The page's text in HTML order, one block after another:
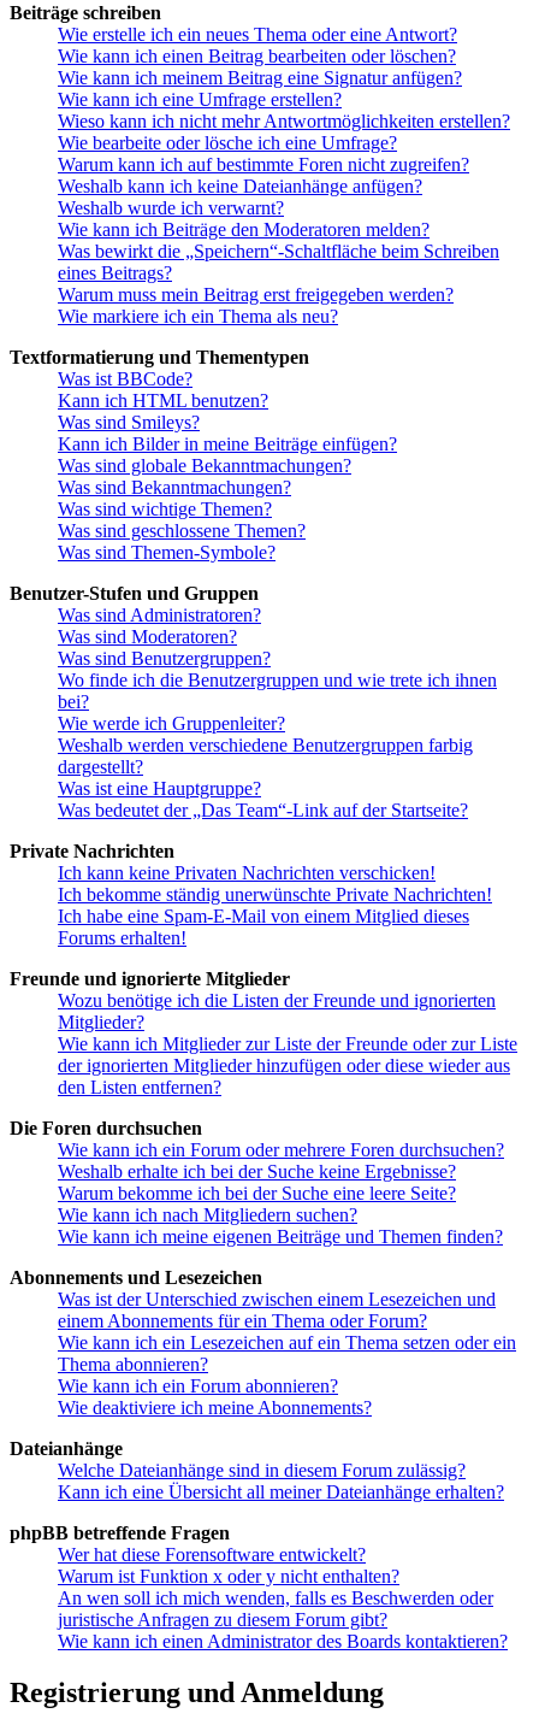
Beiträge schreiben
Wie erstelle ich ein neues Thema oder eine Antwort?
Wie kann ich einen Beitrag bearbeiten oder löschen?
Wie kann ich meinem Beitrag eine Signatur anfügen?
Wie kann ich eine Umfrage erstellen?
Wieso kann ich nicht mehr Antwortmöglichkeiten erstellen?
Wie bearbeite oder lösche ich eine Umfrage?
Warum kann ich auf bestimmte Foren nicht zugreifen?
Weshalb kann ich keine Dateianhänge anfügen?
Weshalb wurde ich verwarnt?
Wie kann ich Beiträge den Moderatoren melden?
Was bewirkt die „Speichern“-Schaltfläche beim Schreiben
eines Beitrags?
Warum muss mein Beitrag erst freigegeben werden?
Wie markiere ich ein Thema als neu?
Textformatierung und Thementypen
Was ist BBCode?
Kann ich HTML benutzen?
Was sind Smileys?
Kann ich Bilder in meine Beiträge einfügen?
Was sind globale Bekanntmachungen?
Was sind Bekanntmachungen?
Was sind wichtige Themen?
Was sind geschlossene Themen?
Was sind Themen-Symbole?
Benutzer-Stufen und Gruppen
Was sind Administratoren?
Was sind Moderatoren?
Was sind Benutzergruppen?
Wo finde ich die Benutzergruppen und wie trete ich ihnen
bei?
Wie werde ich Gruppenleiter?
Weshalb werden verschiedene Benutzergruppen farbig
dargestellt?
Was ist eine Hauptgruppe?
Was bedeutet der „Das Team“-Link auf der Startseite?
Private Nachrichten
Ich kann keine Privaten Nachrichten verschicken!
Ich bekomme ständig unerwünschte Private Nachrichten!
Ich habe eine Spam-E-Mail von einem Mitglied dieses
Forums erhalten!
Freunde und ignorierte Mitglieder
Wozu benötige ich die Listen der Freunde und ignorierten
Mitglieder?
Wie kann ich Mitglieder zur Liste der Freunde oder zur Liste
der ignorierten Mitglieder hinzufügen oder diese wieder aus
den Listen entfernen?
Die Foren durchsuchen
Wie kann ich ein Forum oder mehrere Foren durchsuchen?
Weshalb erhalte ich bei der Suche keine Ergebnisse?
Warum bekomme ich bei der Suche eine leere Seite?
Wie kann ich nach Mitgliedern suchen?
Wie kann ich meine eigenen Beiträge und Themen finden?
Abonnements und Lesezeichen
Was ist der Unterschied zwischen einem Lesezeichen und
einem Abonnements für ein Thema oder Forum?
Wie kann ich ein Lesezeichen auf ein Thema setzen oder ein
Thema abonnieren?
Wie kann ich ein Forum abonnieren?
Wie deaktiviere ich meine Abonnements?
Dateianhänge
Welche Dateianhänge sind in diesem Forum zulässig?
Kann ich eine Übersicht all meiner Dateianhänge erhalten?
phpBB betreffende Fragen
Wer hat diese Forensoftware entwickelt?
Warum ist Funktion x oder y nicht enthalten?
An wen soll ich mich wenden, falls es Beschwerden oder
juristische Anfragen zu diesem Forum gibt?
Wie kann ich einen Administrator des Boards kontaktieren?
Registrierung und Anmeldung